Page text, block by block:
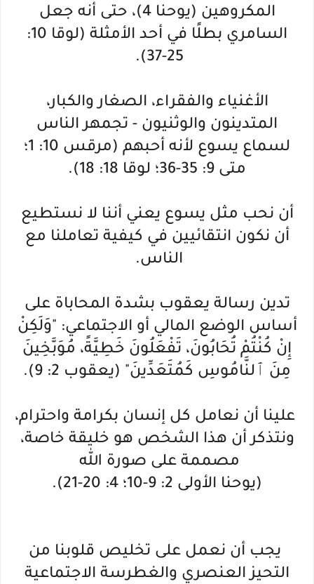
المكروهين (يوحنا 4)، حتى أنه جعل
السامري بطلًا في أحد الأمثلة (لوقا 10:
25-37).
الأغنياء والفقراء، الصغار والكبار،
المتدينون والوثنيون - تجمهر الناس
لسماع يسوع لأنه أحبهم (مرقس 10: 1؛
متى 9: 35-36؛ لوقا 18: 18).
أن نحب مثل يسوع يعني أننا لا نستطيع
أن نكون انتقائيين في كيفية تعاملنا مع
الناس.
تدين رسالة يعقوب بشدة المحاباة على
أساس الوضع المالي أو الاجتماعي: "وَلَكِنْ
إِنْ كُنْتُمْ تُحَابُونَ، تَفْعَلُونَ خَطِيَّةً، مُوَبَّخِينَ
مِنَ ٱلنَّامُوسِ كَمُتَعَدِّينَ" (يعقوب 2: 9).
علينا أن نعامل كل إنسان بكرامة واحترام،
ونتذكر أن هذا الشخص هو خليقة خاصة،
مصممة على صورة الله
(يوحنا الأولى 2: 9-10؛ 4: 20-21).
يجب أن نعمل على تخليص قلوبنا من
التحيز العنصري والغطرسة الاجتماعية